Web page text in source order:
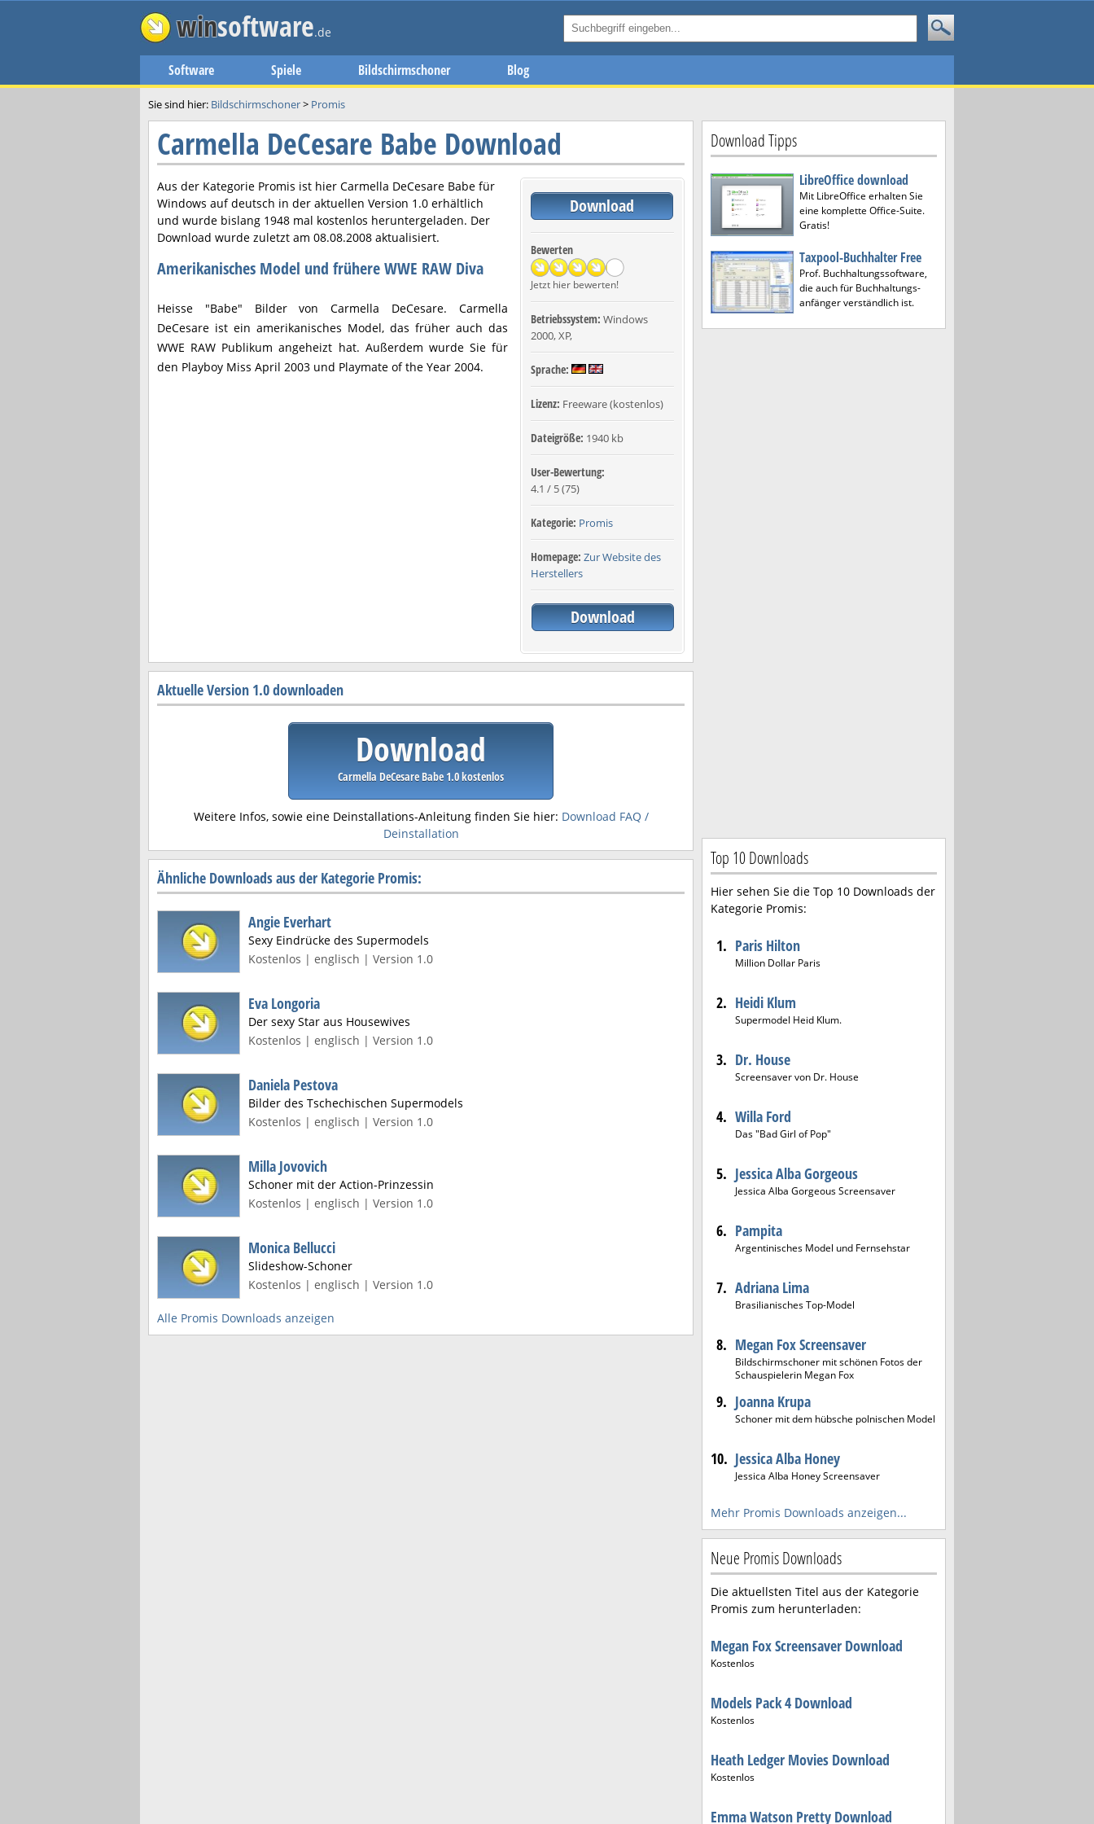
winsoftware.de
Software Spiele Bildschirmschoner Blog
Sie sind hier: Bildschirmschoner> Promis
Carmella DeCesare Babe Download
Aus der Kategorie Promis ist hier Carmella DeCesare Babe für
Windows auf deutsch in der aktuellen Version 1.0 erhältlich
und wurde bislang 1948 mal kostenlos heruntergeladen. Der
Download wurde zuletzt am 08.08.2008 aktualisiert.
Download
Bewerten
Jetzt hier bewerten!
Betriebssystem: Windows
2000, XP,
Sprache:
Lizenz: Freeware (kostenlos)
Dateigröße: 1940 kb
User-Bewertung:
4.1 / 5(75)
Kategorie: Promis
Homepage: Zur Website des
Herstellers
Download
Amerikanisches Model und frühere WWE RAW Diva
Heisse "Babe" Bilder von Carmella DeCesare. Carmella
DeCesare ist ein amerikanisches Model, das früher auch das
WWE RAW Publikum angeheizt hat. Außerdem wurde Sie für
den Playboy Miss April 2003 und Playmate of the Year 2004.
Aktuelle Version 1.0 downloaden
Download
Carmella DeCesare Babe 1.0 kostenlos
Weitere Infos, sowie eine Deinstallations-Anleitung finden Sie hier: Download FAQ /
Deinstallation
Ähnliche Downloads aus der Kategorie Promis:
Angie Everhart
Sexy Eindrücke des Supermodels
Kostenlos | englisch | Version 1.0
Eva Longoria
Der sexy Star aus Housewives
Kostenlos | englisch | Version 1.0
Daniela Pestova
Bilder des Tschechischen Supermodels
Kostenlos | englisch | Version 1.0
Milla Jovovich
Schoner mit der Action-Prinzessin
Kostenlos | englisch | Version 1.0
Monica Bellucci
Slideshow-Schoner
Kostenlos | englisch | Version 1.0
Alle Promis Downloads anzeigen
Download Tipps
LibreOffice download
Mit LibreOffice erhalten Sie
eine komplette Office-Suite.
Gratis!
Taxpool-Buchhalter Free
Prof. Buchhaltungssoftware,
die auch für Buchhaltungs-
anfänger verständlich ist.
Top 10 Downloads
Hier sehen Sie die Top 10 Downloads der
Kategorie Promis:
1. Paris Hilton
Million Dollar Paris
2. Heidi Klum
Supermodel Heid Klum.
3. Dr. House
Screensaver von Dr. House
4. Willa Ford
Das "Bad Girl of Pop"
5. Jessica Alba Gorgeous
Jessica Alba Gorgeous Screensaver
6. Pampita
Argentinisches Model und Fernsehstar
7. Adriana Lima
Brasilianisches Top-Model
8. Megan Fox Screensaver
Bildschirmschoner mit schönen Fotos der
Schauspielerin Megan Fox
9. Joanna Krupa
Schoner mit dem hübsche polnischen Model
10. Jessica Alba Honey
Jessica Alba Honey Screensaver
Mehr Promis Downloads anzeigen...
Neue Promis Downloads
Die aktuellsten Titel aus der Kategorie
Promis zum herunterladen:
Megan Fox Screensaver Download
Kostenlos
Models Pack 4 Download
Kostenlos
Heath Ledger Movies Download
Kostenlos
Emma Watson Pretty Download